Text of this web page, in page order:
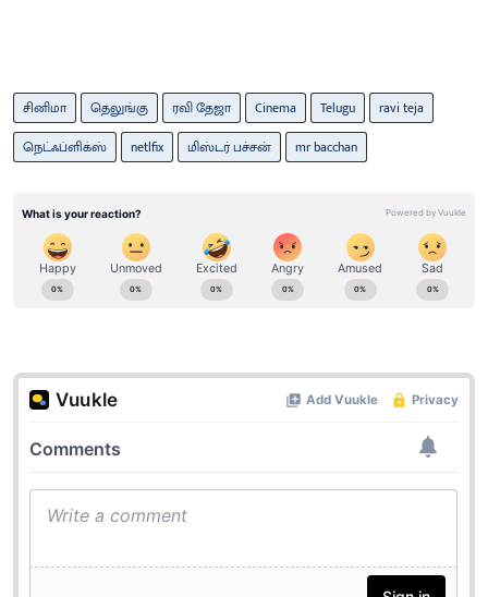
சினிமா தெலுங்கு ரவி தேஜா Cinema Telugu
ravi teja
நெட்ஃப்ளிக்ஸ்
netlfix மிஸ்டர் பச்சன் mr bacchan